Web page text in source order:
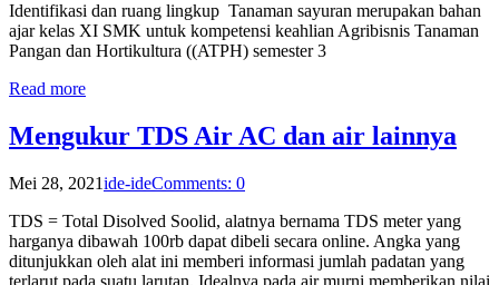
Identifikasi dan ruang lingkup Tanaman sayuran merupakan bahan
ajar kelas XI SMK untuk kompetensi keahlian Agribisnis Tanaman
Pangan dan Hortikultura ((ATPH) semester 3
Read more
Mengukur TDS Air AC dan air lainnya
Mei 28, 2021ide-ideComments: 0
TDS = Total Disolved Soolid, alatnya bernama TDS meter yang
harganya dibawah 100rb dapat dibeli secara online. Angka yang
ditunjukkan oleh alat ini memberi informasi jumlah padatan yang
terlarut pada suatu larutan. Idealnya pada air murni memberikan nilai